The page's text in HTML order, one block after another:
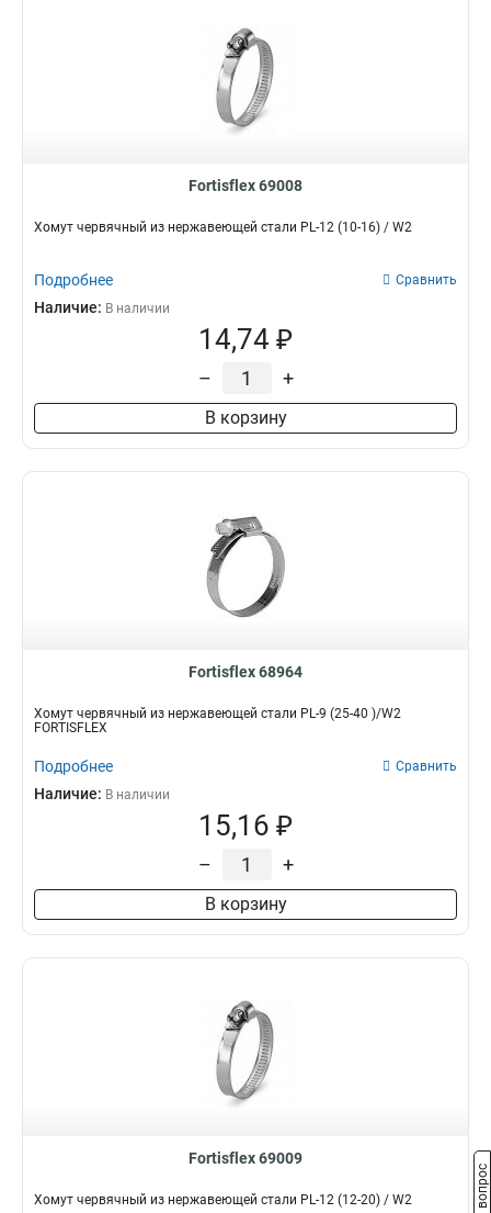
Fortisflex 69008
Хомут червячный из нержавеющей стали PL-12 (10-16) / W2
Подробнее Сравнить
Наличие: В наличии
14,74 ₽
– +
В корзину
Fortisflex 68964
Хомут червячный из нержавеющей стали PL-9 (25-40 )/W2
FORTISFLEX
Подробнее Сравнить
Наличие: В наличии
15,16 ₽
– +
В корзину
Fortisflex 69009
Хомут червячный из нержавеющей стали PL-12 (12-20) / W2